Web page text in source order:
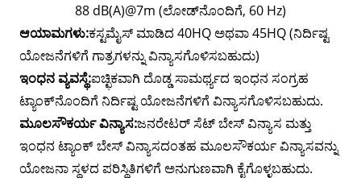
88 dB(A)@7m (ಲೋಡ್‌ನೊಂದಿಗೆ, 60 Hz)
ಆಯಾಮಗಳು:ಕಸ್ಟಮೈಸ್ ಮಾಡಿದ 40HQ ಅಥವಾ 45HQ (ನಿರ್ದಿಷ್ಟ
ಯೋಜನೆಗಳಿಗೆ ಗಾತ್ರಗಳನ್ನು ವಿನ್ಯಾಸಗೊಳಿಸಬಹುದು)
ಇಂಧನ ವ್ಯವಸ್ಥೆ:ಐಚ್ಛಿಕವಾಗಿ ದೊಡ್ಡ ಸಾಮರ್ಥ್ಯದ ಇಂಧನ ಸಂಗ್ರಹ
ಟ್ಯಾಂಕ್‌ನೊಂದಿಗೆ ನಿರ್ದಿಷ್ಟ ಯೋಜನೆಗಳಿಗೆ ವಿನ್ಯಾಸಗೊಳಿಸಬಹುದು.
ಮೂಲಸೌಕರ್ಯ ವಿನ್ಯಾಸ:ಜನರೇಟರ್ ಸೆಟ್ ಬೇಸ್ ವಿನ್ಯಾಸ ಮತ್ತು
ಇಂಧನ ಟ್ಯಾಂಕ್ ಬೇಸ್ ವಿನ್ಯಾಸದಂತಹ ಮೂಲಸೌಕರ್ಯ ವಿನ್ಯಾಸವನ್ನು
ಯೋಜನಾ ಸ್ಥಳದ ಪರಿಸ್ಥಿತಿಗಳಿಗೆ ಅನುಗುಣವಾಗಿ ಕೈಗೊಳ್ಳಬಹುದು.